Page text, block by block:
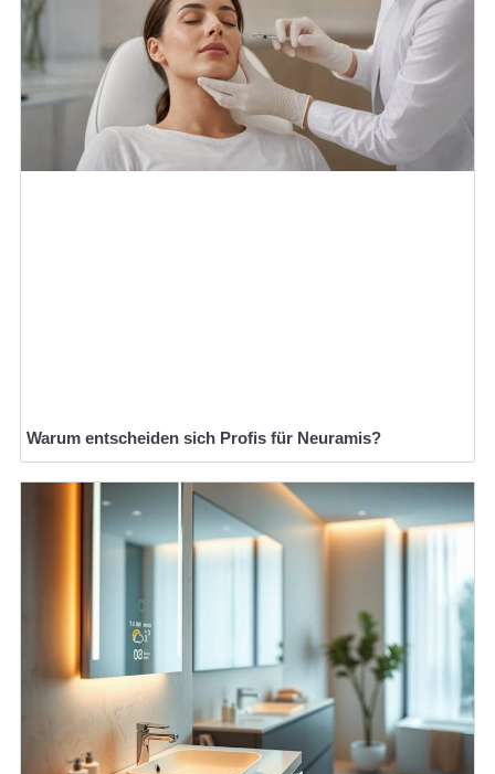
Warum entscheiden sich Profis für Neuramis?